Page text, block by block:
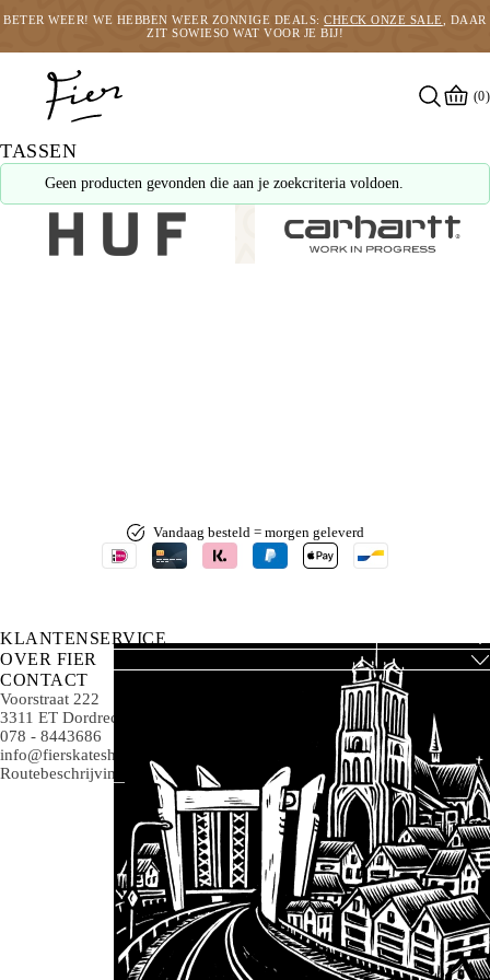
BETER WEER! WE HEBBEN WEER ZONNIGE DEALS:CHECK ONZE SALE , DAAR
ZIT SOWIESO WAT VOOR JE BIJ!
(0)
TASSEN
Geen producten gevonden die aan je zoekcriteria voldoen.
Vandaag besteld = morgen geleverd
KLANTENSERVICE
OVER FIER
CONTACT
Voorstraat 222
3311 ET Dordrecht
078 - 8443686
info@fierskateshop.nl
Routebeschrijving